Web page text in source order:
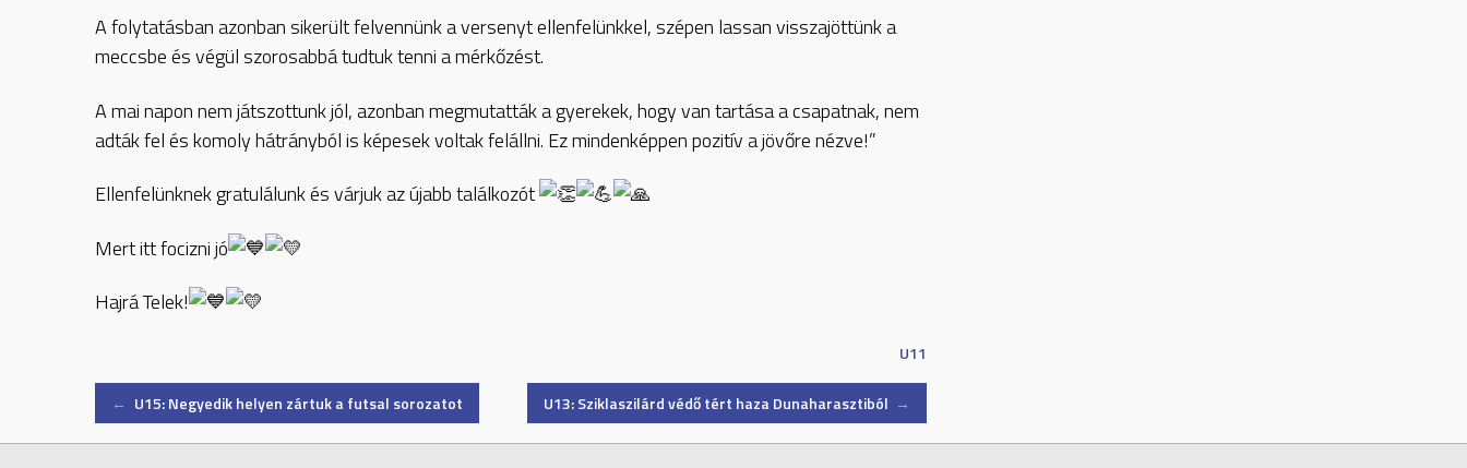
A folytatásban azonban sikerült felvennünk a versenyt ellenfelünkkel, szépen lassan visszajöttünk a
meccsbe és végül szorosabbá tudtuk tenni a mérkőzést.
A mai napon nem játszottunk jól, azonban megmutatták a gyerekek, hogy van tartása a csapatnak, nem
adták fel és komoly hátrányból is képesek voltak felállni. Ez mindenképpen pozitív a jövőre nézve!”
Ellenfelünknek gratulálunk és várjuk az újabb találkozót
Mert itt focizni jó
Hajrá Telek!
U11
Post
← U15: Negyedik helyen zártuk a futsal sorozatot U13: Sziklaszilárd védő tért haza Dunaharasztiból →